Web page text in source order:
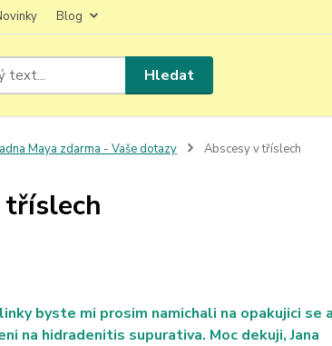
Blog
Hledat
Maya zdarma - Vaše dotazy Abscesy v tříslech
tříslech
byste mi prosim namichali na opakujici
na hidradenitis supurativa. Moc dekuji, Jana